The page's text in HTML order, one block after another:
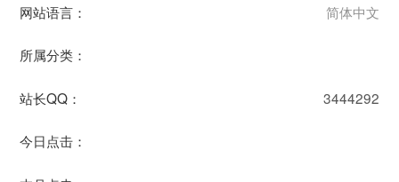
网站语言： 简体中文
所属分类：
站长QQ： 3444292
今日点击：